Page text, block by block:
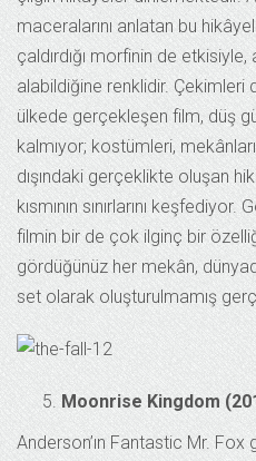
maceralarını anlatan bu
çaldırdığı morfinin de
alabildiğine renklidir. Çekimleri
ülkede gerçekleşen film, düş
kalmıyor; kostümleri,
dışındaki gerçeklikte oluşan
kısmının sınırlarını
filmin bir de çok ilginç bir
gördüğünüz her mekân,
set olarak oluşturulmamış
Moonrise Kingdom
Anderson’ın Fantastic Mr.